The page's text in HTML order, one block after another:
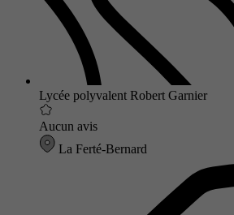
Lycée polyvalent Robert Garnier
Aucun avis
La Ferté-Bernard